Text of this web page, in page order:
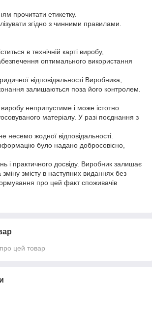
прочитати етикетку.
згідно з чинними правилами.
в технічній карті виробу,
оптимального використання
відповідальності Виробника,
залишаються поза його контролем.
неприпустиме і може істотно
матеріалу. У разі поєднання з
несемо жодної відповідальності.
було надано добросовісно,
і практичного досвіду. Виробник залишає
змісту в наступних виданнях без
про цей факт споживачів
цей товар